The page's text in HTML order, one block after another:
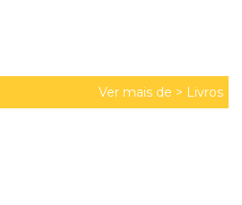
Ver mais de > Livros